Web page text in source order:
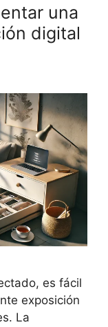
una
digital
es fácil
exposición
La